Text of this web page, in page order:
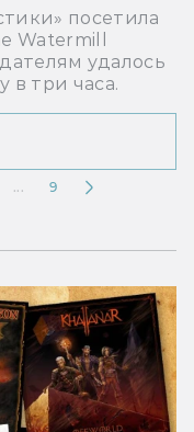
посетила
Watermill
удалось
в три часа.
9
...